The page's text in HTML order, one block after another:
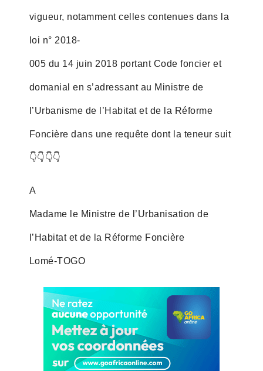
vigueur, notamment celles contenues dans la
loi n° 2018-
005 du 14 juin 2018 portant Code foncier et
domanial en s’adressant au Ministre de
l’Urbanisme de l’Habitat et de la Réforme
Foncière dans une requête dont la teneur suit
👇👇👇👇
A
Madame le Ministre de l’Urbanisation de
l’Habitat et de la Réforme Foncière
Lomé-TOGO